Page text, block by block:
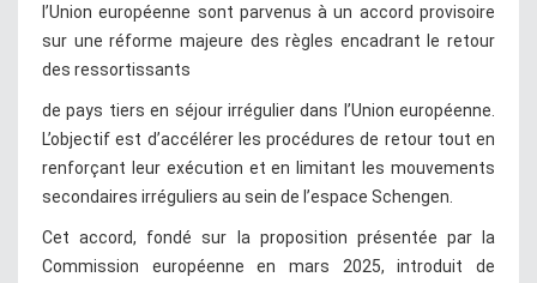
l’Union européenne sont parvenus à un accord provisoire
sur une réforme majeure des règles encadrant le retour
des ressortissants
de pays tiers en séjour irrégulier dans l’Union européenne.
L’objectif est d’accélérer les procédures de retour tout en
renforçant leur exécution et en limitant les mouvements
secondaires irréguliers au sein de l’espace Schengen.
Cet accord, fondé sur la proposition présentée par la
Commission européenne en mars 2025, introduit de